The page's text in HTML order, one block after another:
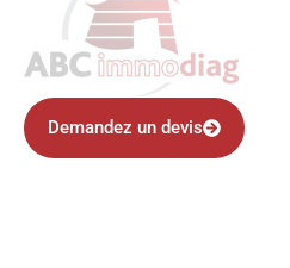
Demandez un devis